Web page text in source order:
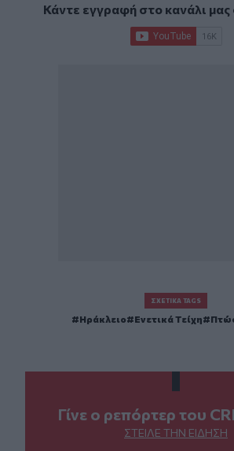
Κάντε εγγραφή στο κανάλι μας
ΣΧΕΤΙΚΆ TAGS
Ηράκλειο Ενετικά Τείχη
Γίνε ο ρεπόρτερ του
ΣΤΕΊΛΕ ΤΗΝ ΕΊΔΗΣΗ